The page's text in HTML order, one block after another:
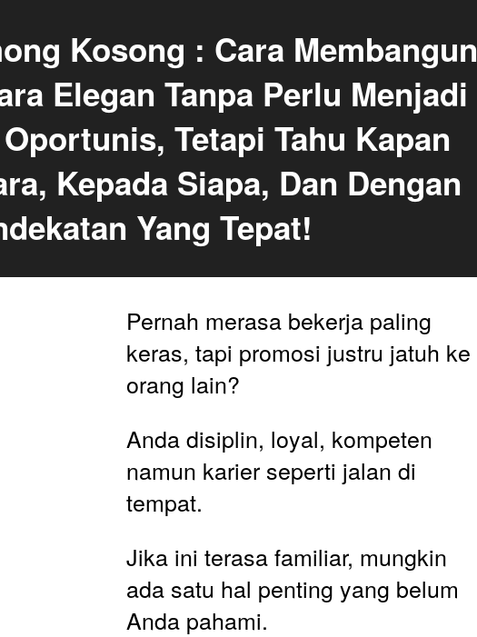
Kosong : Cara Membangun
Elegan Tanpa Perlu Menjadi
Tetapi Tahu Kapan
Kepada Siapa, Dan Dengan
Yang Tepat!
Pernah merasa bekerja paling
keras, tapi promosi justru jatuh ke
orang lain?
Anda disiplin, loyal, kompeten
namun karier seperti jalan di
tempat.
Jika ini terasa familiar, mungkin
ada satu hal penting yang belum
Anda pahami.